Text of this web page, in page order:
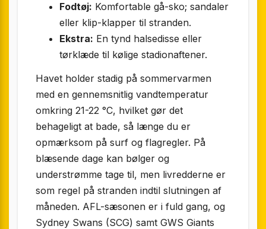
Fodtøj: Komfortable gå-sko; sandaler
eller klip-klapper til stranden.
Ekstra: En tynd halsedisse eller
tørklæde til kølige stadionaftener.
Havet holder stadig på sommervarmen
med en gennemsnitlig vandtemperatur
omkring 21-22 °C, hvilket gør det
behageligt at bade, så længe du er
opmærksom på surf og flagregler. På
blæsende dage kan bølger og
understrømme tage til, men livredderne er
som regel på stranden indtil slutningen af
måneden. AFL-sæsonen er i fuld gang, og
Sydney Swans (SCG) samt GWS Giants